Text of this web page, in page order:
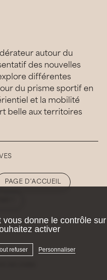
autour du
des nouvelles
différentes
du prisme sportif en
et la mobilité
belle aux territoires
PAGE D’ACCUEIL
donne le contrôle sur
activer
refuser Personnaliser